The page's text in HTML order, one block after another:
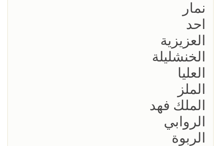
نمار
احد
العزيزية
الخنشليلة
العليا
الملز
الملك فهد
الروابي
الربوة